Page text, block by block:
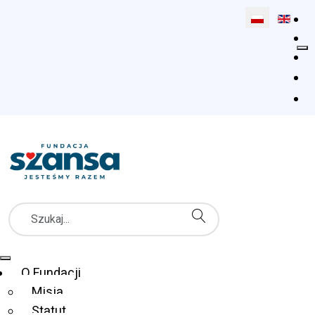
Wybierz
Szukaj
Menu Główne
O Fundacji
Misja
Statut